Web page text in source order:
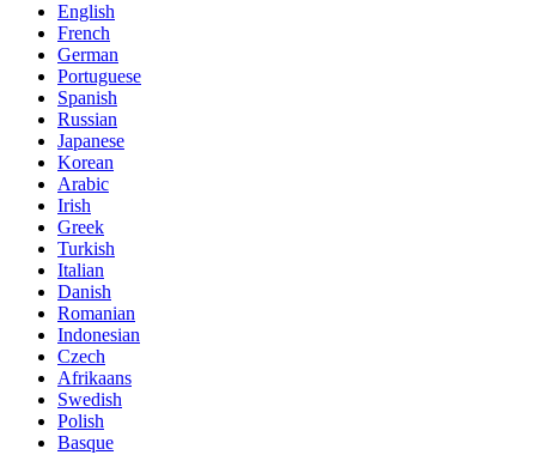
English
French
German
Portuguese
Spanish
Russian
Japanese
Korean
Arabic
Irish
Greek
Turkish
Italian
Danish
Romanian
Indonesian
Czech
Afrikaans
Swedish
Polish
Basque